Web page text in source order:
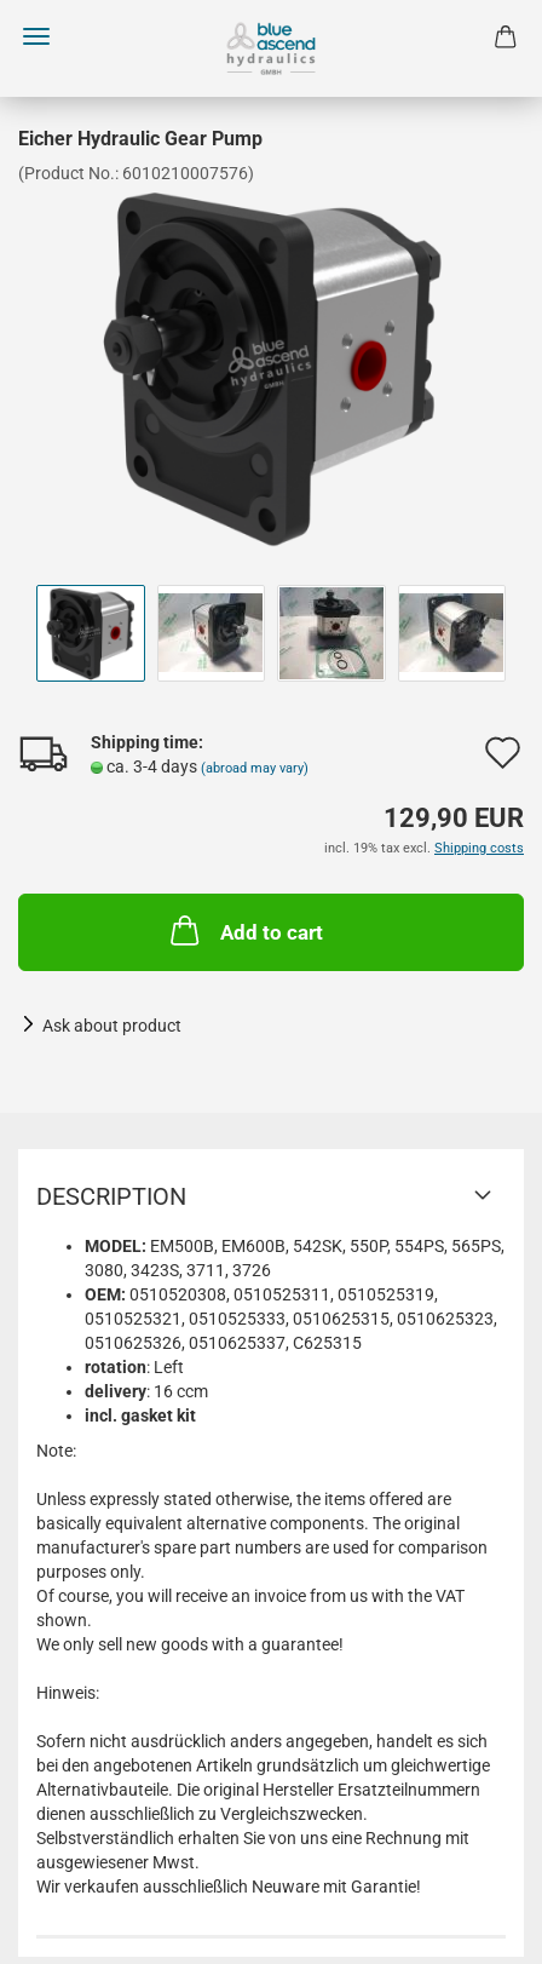
Eicher Hydraulic Gear Pump
(Product No.: 6010210007576)
Shipping time:
ca. 3-4 days (abroad may vary)
129,90 EUR
incl. 19% tax excl. Shipping costs
Add to cart
Ask about product
DESCRIPTION
MODEL: EM500B, EM600B, 542SK, 550P, 554PS, 565PS,
3080, 3423S, 3711, 3726
OEM: 0510520308, 0510525311, 0510525319,
0510525321, 0510525333, 0510625315, 0510625323,
0510625326, 0510625337, C625315
rotation: Left
delivery: 16 ccm
incl. gasket kit
Note:
Unless expressly stated otherwise, the items offered are
basically equivalent alternative components. The original
manufacturer's spare part numbers are used for comparison
purposes only.
Of course, you will receive an invoice from us with the VAT
shown.
We only sell new goods with a guarantee!
Hinweis:
Sofern nicht ausdrücklich anders angegeben, handelt es sich
bei den angebotenen Artikeln grundsätzlich um gleichwertige
Alternativbauteile. Die original Hersteller Ersatzteilnummern
dienen ausschließlich zu Vergleichszwecken.
Selbstverständlich erhalten Sie von uns eine Rechnung mit
ausgewiesener Mwst.
Wir verkaufen ausschließlich Neuware mit Garantie!